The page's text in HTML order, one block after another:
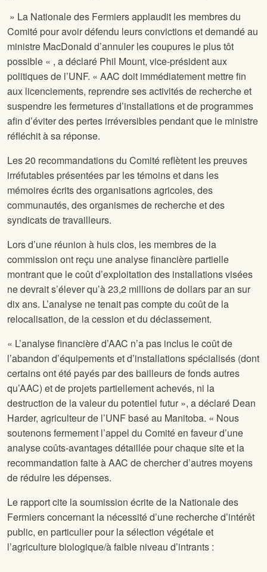
» La Nationale des Fermiers applaudit les membres du
Comité pour avoir défendu leurs convictions et demandé au
ministre MacDonald d’annuler les coupures le plus tôt
possible « , a déclaré Phil Mount, vice-président aux
politiques de l’UNF. « AAC doit immédiatement mettre fin
aux licenciements, reprendre ses activités de recherche et
suspendre les fermetures d’installations et de programmes
afin d’éviter des pertes irréversibles pendant que le ministre
réfléchit à sa réponse.
Les 20 recommandations du Comité reflètent les preuves
irréfutables présentées par les témoins et dans les
mémoires écrits des organisations agricoles, des
communautés, des organismes de recherche et des
syndicats de travailleurs.
Lors d’une réunion à huis clos, les membres de la
commission ont reçu une analyse financière partielle
montrant que le coût d’exploitation des installations visées
ne devrait s’élever qu’à 23,2 millions de dollars par an sur
dix ans. L’analyse ne tenait pas compte du coût de la
relocalisation, de la cession et du déclassement.
« L’analyse financière d’AAC n’a pas inclus le coût de
l’abandon d’équipements et d’installations spécialisés (dont
certains ont été payés par des bailleurs de fonds autres
qu’AAC) et de projets partiellement achevés, ni la
destruction de la valeur du potentiel futur », a déclaré Dean
Harder, agriculteur de l’UNF basé au Manitoba. « Nous
soutenons fermement l’appel du Comité en faveur d’une
analyse coûts-avantages détaillée pour chaque site et la
recommandation faite à AAC de chercher d’autres moyens
de réduire les dépenses.
Le rapport cite la soumission écrite de la Nationale des
Fermiers concernant la nécessité d’une recherche d’intérêt
public, en particulier pour la sélection végétale et
l’agriculture biologique/à faible niveau d’intrants :